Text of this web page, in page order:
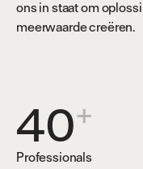
ons in staat om
meerwaarde creëren.
40+
Professionals